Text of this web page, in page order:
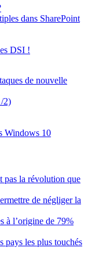
dans SharePoint
DSI !
de nouvelle
2)
Windows 10
pas la révolution que
de négliger la
à l’origine de 79%
pays les plus touchés